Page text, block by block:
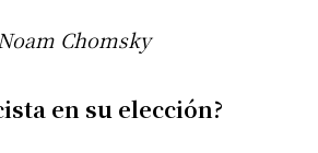
Noam Chomsky
en su elección?